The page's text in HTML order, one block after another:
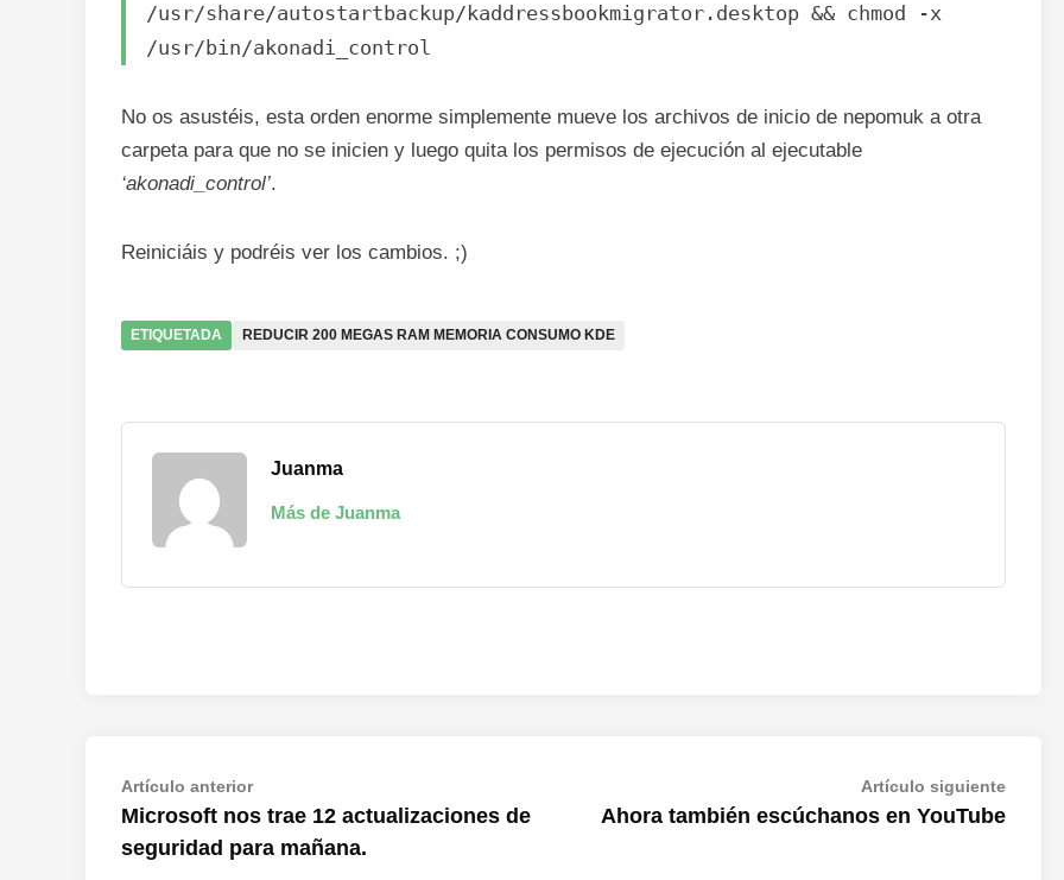
/usr/share/autostartbackup/kaddressbookmigrator.desktop && chmod -x
/usr/bin/akonadi_control
No os asustéis, esta orden enorme simplemente mueve los archivos de inicio de nepomuk a otra
carpeta para que no se inicien y luego quita los permisos de ejecución al ejecutable
‘akonadi_control’.
Reiniciáis y podréis ver los cambios. ;)
ETIQUETADA REDUCIR 200 MEGAS RAM MEMORIA CONSUMO KDE
Juanma
Más de Juanma
Navegación
de
entradas
Artículo anteriorArtículo
anterior:
Microsoft nos trae 12 actualizaciones de
seguridad para mañana.
Artículo siguiente
Ahora también escúchanos en YouTube